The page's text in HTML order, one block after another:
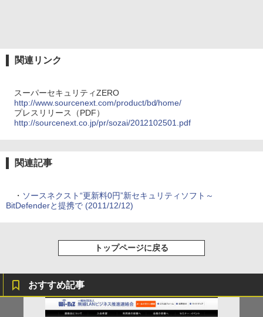
関連リンク
スーパーセキュリティZERO
http://www.sourcenext.com/product/bd/home/
プレスリリース（PDF）
http://sourcenext.co.jp/pr/sozai/2012102501.pdf
関連記事
・ ソースネクスト“更新料0円”新セキュリティソフト～
BitDefenderと提携で (2011/12/12)
トップページに戻る
おすすめ記事